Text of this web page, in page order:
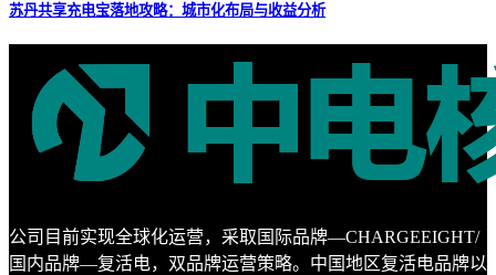
苏丹共享充电宝落地攻略：城市化布局与收益分析
公司目前实现全球化运营，采取国际品牌—CHARGEEIGHT/
国内品牌—复活电，双品牌运营策略。中国地区复活电品牌以